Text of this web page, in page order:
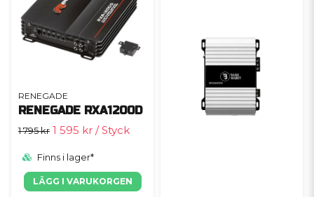
RENEGADE
RENEGADE RXA1200D
1 795 kr 1 595 kr / Styck
Finns i lager*
LÄGG I VARUKORGEN